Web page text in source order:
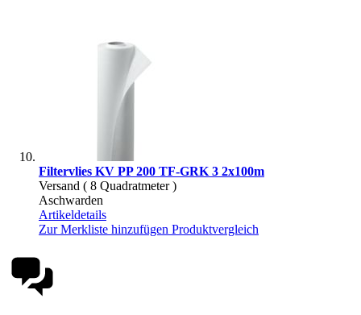
Filtervlies KV PP 200 TF-GRK 3 2x100m
Versand ( 8 Quadratmeter )
Aschwarden
Artikeldetails
Zur Merkliste hinzufügen Produktvergleich